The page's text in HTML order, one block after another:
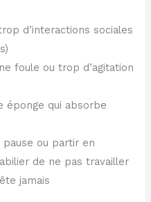
d’interactions sociales
foule ou trop d’agitation
éponge qui absorbe
pause ou partir en
de ne pas travailler
jamais